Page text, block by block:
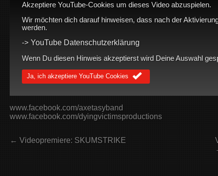
Akzeptiere YouTube-Cookies um dieses Video abzuspielen.
Wir möchten dich darauf hinweisen, dass nach der
werden.
-> YouTube Datenschutzerklärung
Wenn Du diesen Hinweis akzeptierst wird Deine Auswahl
Ja, ich akzeptiere YouTube Cookies
www.facebook.com/axetasyband
www.facebook.com/dyingvictimsproductions
← Videopremiere: SKUMSTRIKE